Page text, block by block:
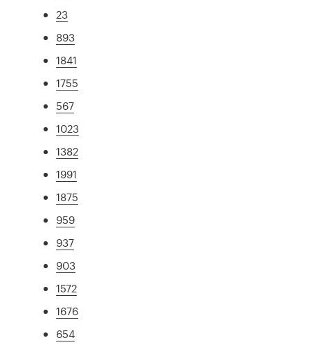
23
893
1841
1755
567
1023
1382
1991
1875
959
937
903
1572
1676
654